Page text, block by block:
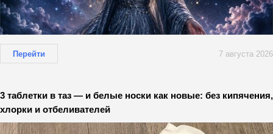
Перейти 7 августа 2026
3 таблетки в таз — и белые носки как новые: без кипячения,
хлорки и отбеливателей